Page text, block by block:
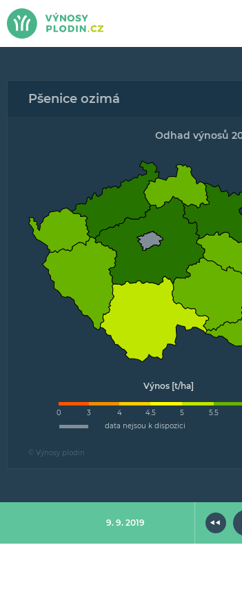
Pšenice ozimá
Odhad výnosů
Výnos [t/ha]
0 3 4 4.5 5 5.5
data nejsou k dispozici
© Výnosy plodin
9. 9. 2019